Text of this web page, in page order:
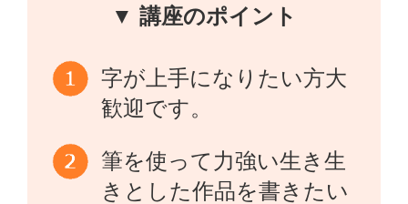
▼ 講座のポイント
字が上手になりたい方大
歓迎です。
筆を使って力強い生き生
きとした作品を書きたい